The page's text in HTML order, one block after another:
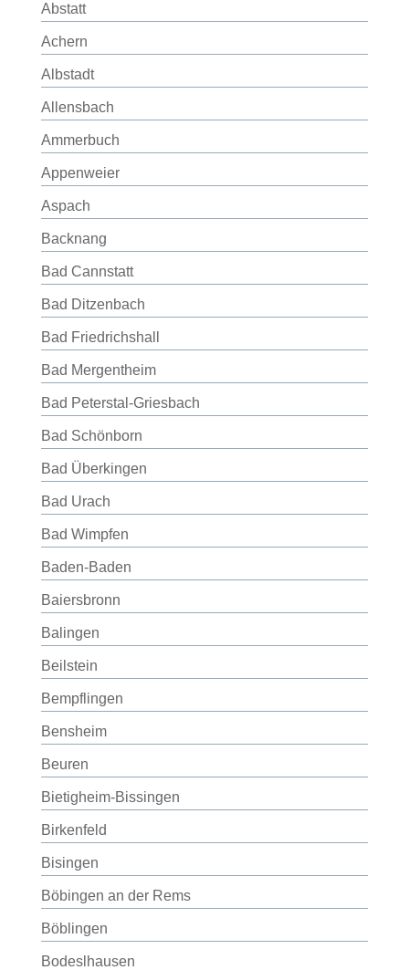
Abstatt
Achern
Albstadt
Allensbach
Ammerbuch
Appenweier
Aspach
Backnang
Bad Cannstatt
Bad Ditzenbach
Bad Friedrichshall
Bad Mergentheim
Bad Peterstal-Griesbach
Bad Schönborn
Bad Überkingen
Bad Urach
Bad Wimpfen
Baden-Baden
Baiersbronn
Balingen
Beilstein
Bempflingen
Bensheim
Beuren
Bietigheim-Bissingen
Birkenfeld
Bisingen
Böbingen an der Rems
Böblingen
Bodeslhausen